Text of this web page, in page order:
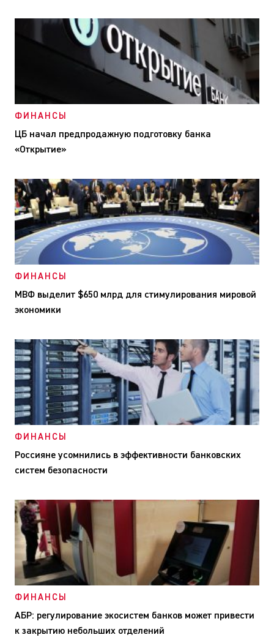
ФИНАНСЫ
ЦБ начал предпродажную подготовку банка
«Открытие»
ФИНАНСЫ
МВФ выделит $650 млрд для стимулирования мировой
экономики
ФИНАНСЫ
Россияне усомнились в эффективности банковских
систем безопасности
ФИНАНСЫ
АБР: регулирование экосистем банков может привести
к закрытию небольших отделений